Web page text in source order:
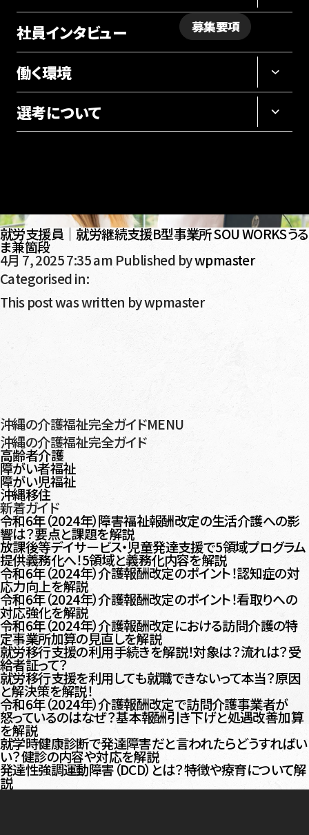
採用サイト
社員インタビュー
働く環境
選考について
募集要項
就労支援員｜就労継続支援B型事業所 SOU WORKSうる
ま兼箇段
4月 7, 2025 7:35 am Published bywpmaster
Categorised in:
This post was written by wpmaster
沖縄の介護福祉完全ガイドMENU
沖縄の介護福祉完全ガイド
高齢者介護
障がい者福祉
障がい児福祉
沖縄移住
新着ガイド
令和6年（2024年）障害福祉報酬改定の生活介護への影
響は？要点と課題を解説
放課後等デイサービス・児童発達支援で5領域プログラム
提供義務化へ！5領域と義務化内容を解説
令和6年（2024年）介護報酬改定のポイント！認知症の対
応力向上を解説
令和6年（2024年）介護報酬改定のポイント！看取りへの
対応強化を解説
令和6年（2024年）介護報酬改定における訪問介護の特
定事業所加算の見直しを解説
就労移行支援の利用手続きを解説！対象は？流れは？受
給者証って？
就労移行支援を利用しても就職できないって本当？原因
と解決策を解説！
令和6年（2024年）介護報酬改定で訪問介護事業者が
怒っているのはなぜ？基本報酬引き下げと処遇改善加算
を解説
就学時健康診断で発達障害だと言われたらどうすればい
い？健診の内容や対応を解説
発達性強調運動障害（DCD）とは？特徴や療育について解
説